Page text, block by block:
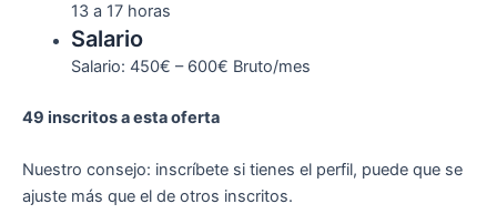
13 a 17 horas
Salario
Salario: 450€ – 600€ Bruto/mes
49 inscritos a esta oferta
Nuestro consejo: inscríbete si tienes el perfil, puede que se
ajuste más que el de otros inscritos.